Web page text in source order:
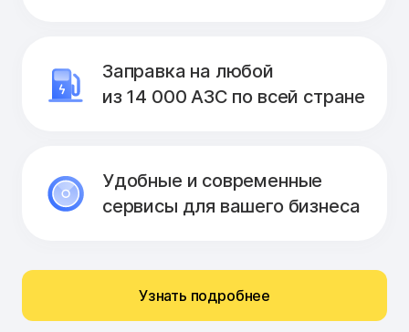
Заправка на любой
из 14 000 АЗС по всей стране
Удобные и современные
сервисы для вашего бизнеса
Узнать подробнее